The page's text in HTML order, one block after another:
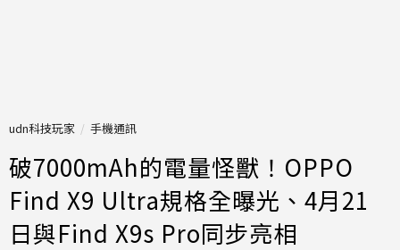
udn科技玩家 手機通訊
破7000mAh的電量怪獸！OPPO
Find X9 Ultra規格全曝光、4月21
日與Find X9s Pro同步亮相